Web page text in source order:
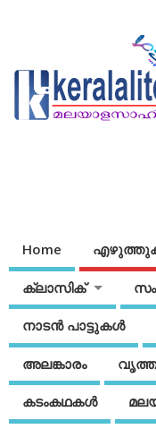
Home
ക്ലാസിക്
നാടന്‍ പാട്ടുകള്‍
അലങ്കാരം
കടംകഥകള്‍